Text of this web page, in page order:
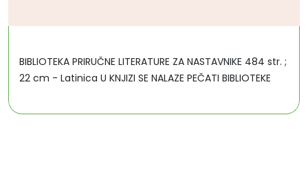
BIBLIOTEKA PRIRUČNE LITERATURE ZA NASTAVNIKE 484 str. ;
22 cm - Latinica U KNJIZI SE NALAZE PEČATI BIBLIOTEKE